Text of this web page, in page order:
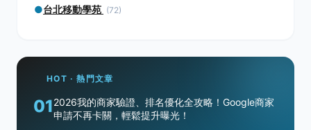
●台北移動學苑 (72)
HOT · 熱門文章
012026我的商家驗證、排名優化全攻略！Google商家
申請不再卡關，輕鬆提升曝光！